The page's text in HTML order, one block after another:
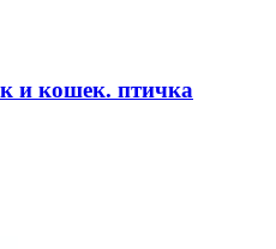
и кошек. птичка